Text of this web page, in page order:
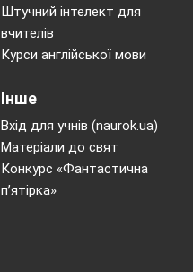
Штучний інтелект для
вчителів
Курси англійської мови
Інше
Вхід для учнів (naurok.ua)
Матеріали до свят
Конкурс «Фантастична
п’ятірка»